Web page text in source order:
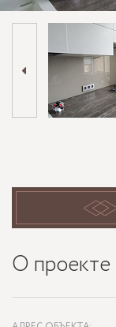
О проекте